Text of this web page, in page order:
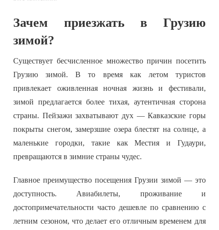
Зачем приезжать в Грузию
зимой?
Существует бесчисленное множество причин посетить
Грузию зимой. В то время как летом туристов
привлекает оживленная ночная жизнь и фестивали,
зимой предлагается более тихая, аутентичная сторона
страны. Пейзажи захватывают дух — Кавказские горы
покрыты снегом, замерзшие озера блестят на солнце, а
маленькие городки, такие как Местия и Гудаури,
превращаются в зимние страны чудес.
Главное преимущество посещения Грузии зимой — это
доступность. Авиабилеты, проживание и
достопримечательности часто дешевле по сравнению с
летним сезоном, что делает его отличным временем для